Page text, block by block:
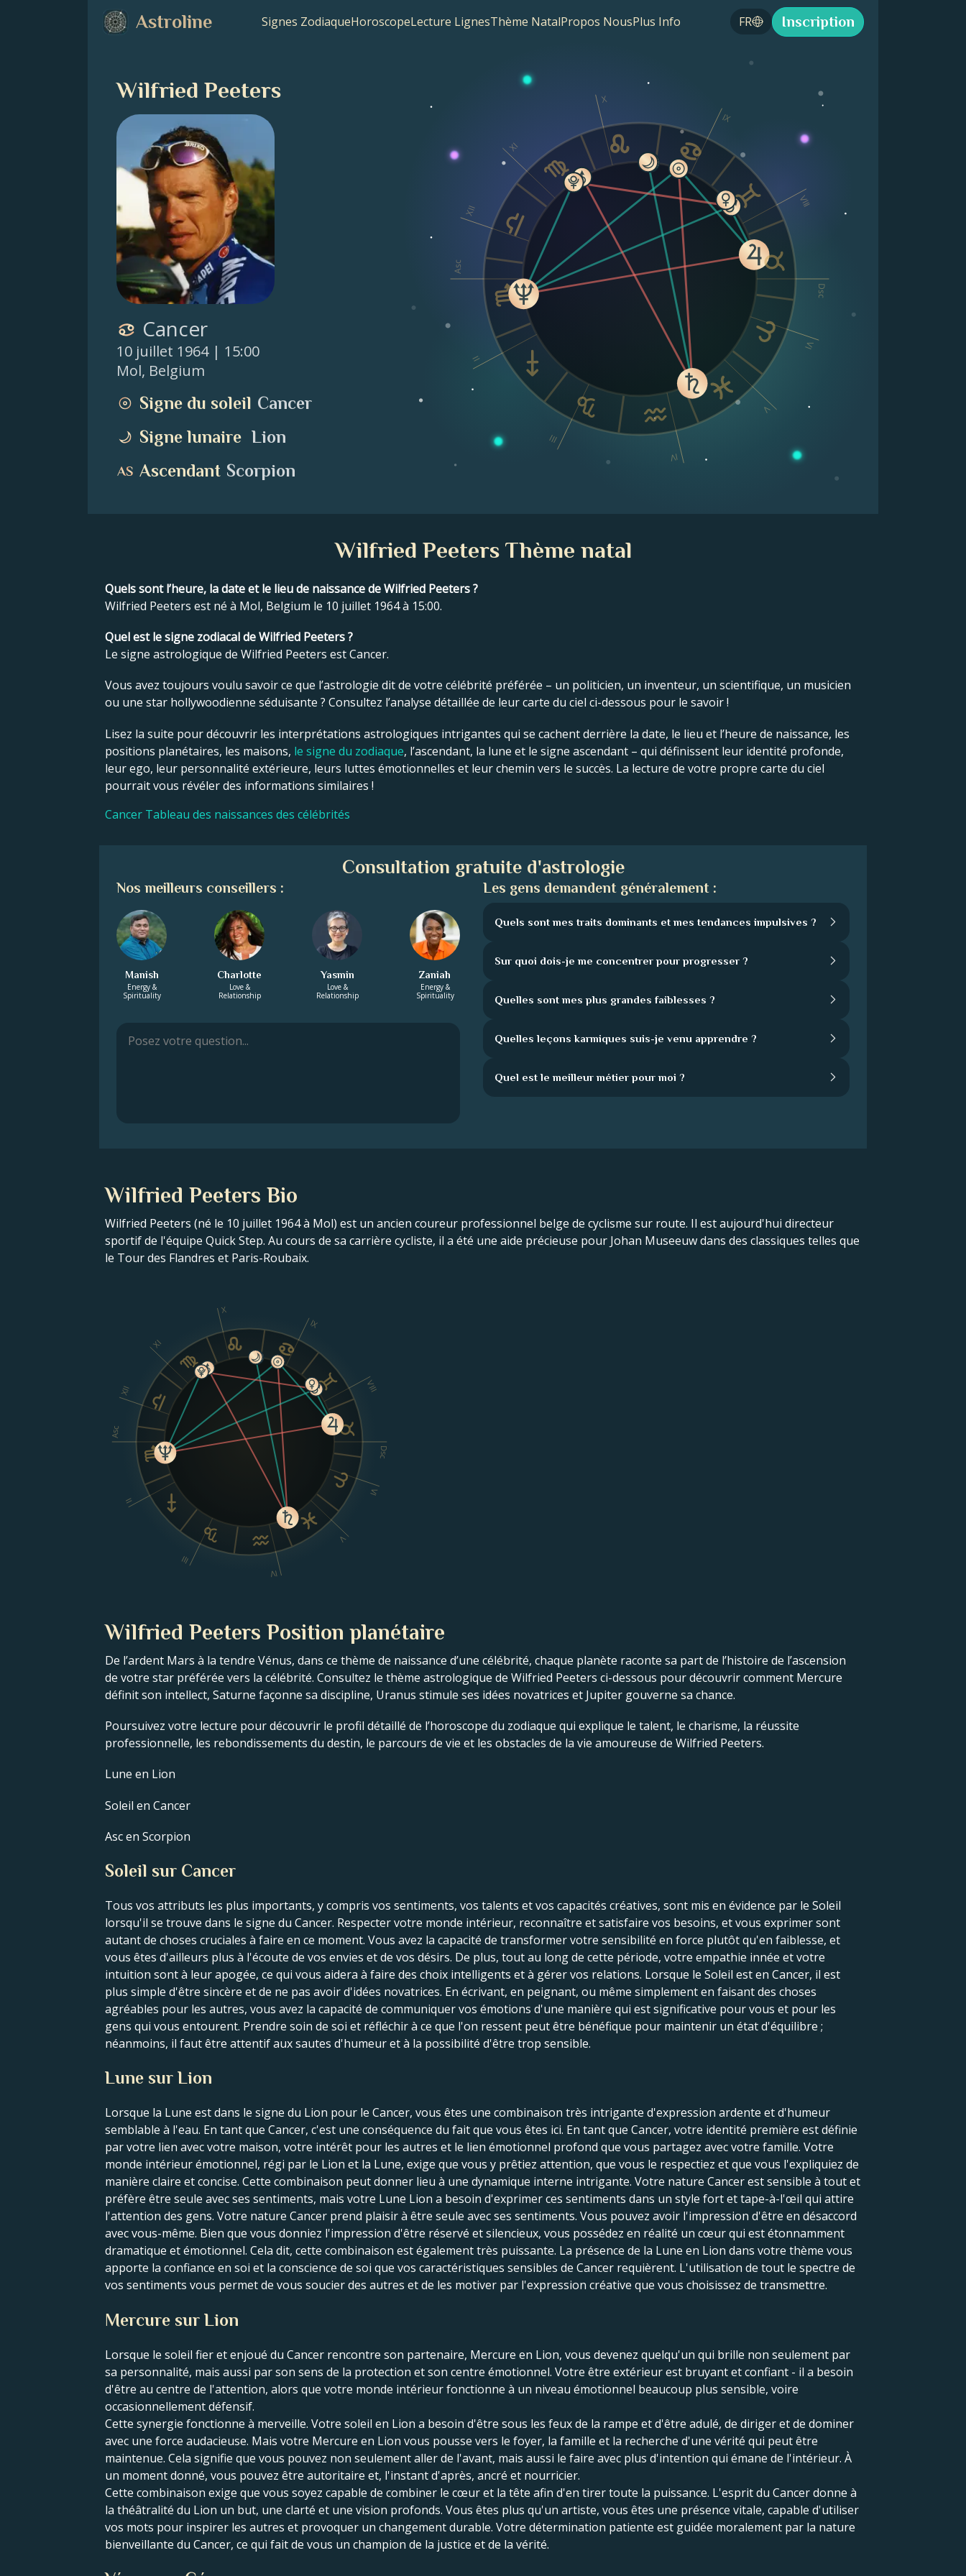
Astroline Signes ZodiaqueHoroscopeLecture LignesThème NatalPropos NousPlus Info FR Inscription
Wilfried Peeters
Cancer
10 juillet 1964| 15:00
Mol, Belgium
Signe du soleil Cancer
Signe lunaire Lion
Ascendant Scorpion
Asc
II
III
IV
V
VI
Dsc
VIII
IX
X
XI
XII
Wilfried Peeters Thème natal
Quels sont l’heure, la date et le lieu de naissance de Wilfried Peeters ?
Wilfried Peeters est né à Mol, Belgium le 10 juillet 1964 à 15:00.
Quel est le signe zodiacal de Wilfried Peeters ?
Le signe astrologique de Wilfried Peeters est Cancer.
Vous avez toujours voulu savoir ce que l’astrologie dit de votre célébrité préférée – un politicien, un inventeur, un scientifique, un musicien
ou une star hollywoodienne séduisante ? Consultez l’analyse détaillée de leur carte du ciel ci-dessous pour le savoir !
Lisez la suite pour découvrir les interprétations astrologiques intrigantes qui se cachent derrière la date, le lieu et l’heure de naissance, les
positions planétaires, les maisons, le signe du zodiaque, l’ascendant, la lune et le signe ascendant – qui définissent leur identité profonde,
leur ego, leur personnalité extérieure, leurs luttes émotionnelles et leur chemin vers le succès. La lecture de votre propre carte du ciel
pourrait vous révéler des informations similaires !
Cancer Tableau des naissances des célébrités
Consultation gratuite d'astrologie
Nos meilleurs conseillers :
Manish
Energy &
Spirituality
Charlotte
Love &
Relationship
Yasmin
Love &
Relationship
Zaniah
Energy &
Spirituality
Les gens demandent généralement :
Quels sont mes traits dominants et mes tendances impulsives ?
Sur quoi dois-je me concentrer pour progresser ?
Quelles sont mes plus grandes faiblesses ?
Quelles leçons karmiques suis-je venu apprendre ?
Quel est le meilleur métier pour moi ?
Wilfried Peeters Bio
Wilfried Peeters (né le 10 juillet 1964 à Mol) est un ancien coureur professionnel belge de cyclisme sur route. Il est aujourd'hui directeur
sportif de l'équipe Quick Step. Au cours de sa carrière cycliste, il a été une aide précieuse pour Johan Museeuw dans des classiques telles que
le Tour des Flandres et Paris-Roubaix.
Asc
II
III
IV
V
VI
Dsc
VIII
IX
X
XI
XII
Wilfried Peeters Position planétaire
De l’ardent Mars à la tendre Vénus, dans ce thème de naissance d’une célébrité, chaque planète raconte sa part de l’histoire de l’ascension
de votre star préférée vers la célébrité. Consultez le thème astrologique de Wilfried Peeters ci-dessous pour découvrir comment Mercure
définit son intellect, Saturne façonne sa discipline, Uranus stimule ses idées novatrices et Jupiter gouverne sa chance.
Poursuivez votre lecture pour découvrir le profil détaillé de l’horoscope du zodiaque qui explique le talent, le charisme, la réussite
professionnelle, les rebondissements du destin, le parcours de vie et les obstacles de la vie amoureuse de Wilfried Peeters.
Lune en Lion
Soleil en Cancer
Asc en Scorpion
Soleil sur Cancer
Tous vos attributs les plus importants, y compris vos sentiments, vos talents et vos capacités créatives, sont mis en évidence par le Soleil
lorsqu'il se trouve dans le signe du Cancer. Respecter votre monde intérieur, reconnaître et satisfaire vos besoins, et vous exprimer sont
autant de choses cruciales à faire en ce moment. Vous avez la capacité de transformer votre sensibilité en force plutôt qu'en faiblesse, et
vous êtes d'ailleurs plus à l'écoute de vos envies et de vos désirs. De plus, tout au long de cette période, votre empathie innée et votre
intuition sont à leur apogée, ce qui vous aidera à faire des choix intelligents et à gérer vos relations. Lorsque le Soleil est en Cancer, il est
plus simple d'être sincère et de ne pas avoir d'idées novatrices. En écrivant, en peignant, ou même simplement en faisant des choses
agréables pour les autres, vous avez la capacité de communiquer vos émotions d'une manière qui est significative pour vous et pour les
gens qui vous entourent. Prendre soin de soi et réfléchir à ce que l'on ressent peut être bénéfique pour maintenir un état d'équilibre ;
néanmoins, il faut être attentif aux sautes d'humeur et à la possibilité d'être trop sensible.
Lune sur Lion
Lorsque la Lune est dans le signe du Lion pour le Cancer, vous êtes une combinaison très intrigante d'expression ardente et d'humeur
semblable à l'eau. En tant que Cancer, c'est une conséquence du fait que vous êtes ici. En tant que Cancer, votre identité première est définie
par votre lien avec votre maison, votre intérêt pour les autres et le lien émotionnel profond que vous partagez avec votre famille. Votre
monde intérieur émotionnel, régi par le Lion et la Lune, exige que vous y prêtiez attention, que vous le respectiez et que vous l'expliquiez de
manière claire et concise. Cette combinaison peut donner lieu à une dynamique interne intrigante. Votre nature Cancer est sensible à tout et
préfère être seule avec ses sentiments, mais votre Lune Lion a besoin d'exprimer ces sentiments dans un style fort et tape-à-l'œil qui attire
l'attention des gens. Votre nature Cancer prend plaisir à être seule avec ses sentiments. Vous pouvez avoir l'impression d'être en désaccord
avec vous-même. Bien que vous donniez l'impression d'être réservé et silencieux, vous possédez en réalité un cœur qui est étonnamment
dramatique et émotionnel. Cela dit, cette combinaison est également très puissante. La présence de la Lune en Lion dans votre thème vous
apporte la confiance en soi et la conscience de soi que vos caractéristiques sensibles de Cancer requièrent. L'utilisation de tout le spectre de
vos sentiments vous permet de vous soucier des autres et de les motiver par l'expression créative que vous choisissez de transmettre.
Mercure sur Lion
Lorsque le soleil fier et enjoué du Cancer rencontre son partenaire, Mercure en Lion, vous devenez quelqu'un qui brille non seulement par
sa personnalité, mais aussi par son sens de la protection et son centre émotionnel. Votre être extérieur est bruyant et confiant - il a besoin
d'être au centre de l'attention, alors que votre monde intérieur fonctionne à un niveau émotionnel beaucoup plus sensible, voire
occasionnellement défensif.
Cette synergie fonctionne à merveille. Votre soleil en Lion a besoin d'être sous les feux de la rampe et d'être adulé, de diriger et de dominer
avec une force audacieuse. Mais votre Mercure en Lion vous pousse vers le foyer, la famille et la recherche d'une vérité qui peut être
maintenue. Cela signifie que vous pouvez non seulement aller de l'avant, mais aussi le faire avec plus d'intention qui émane de l'intérieur. À
un moment donné, vous pouvez être autoritaire et, l'instant d'après, ancré et nourricier.
Cette combinaison exige que vous soyez capable de combiner le cœur et la tête afin d'en tirer toute la puissance. L'esprit du Cancer donne à
la théâtralité du Lion un but, une clarté et une vision profonds. Vous êtes plus qu'un artiste, vous êtes une présence vitale, capable d'utiliser
vos mots pour inspirer les autres et provoquer un changement durable. Votre détermination patiente est guidée moralement par la nature
bienveillante du Cancer, ce qui fait de vous un champion de la justice et de la vérité.